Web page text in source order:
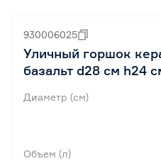
930006025
Уличный горшок
базальт d28 см h24
Диаметр (см)
Объем (л)